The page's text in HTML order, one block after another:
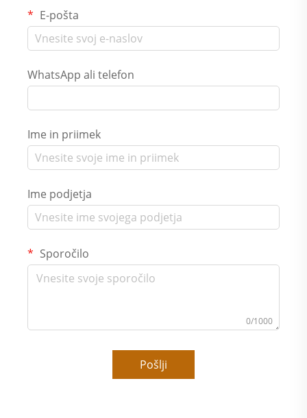
E-pošta
WhatsApp ali telefon
Ime in priimek
Ime podjetja
Sporočilo
0/1000
Pošlji